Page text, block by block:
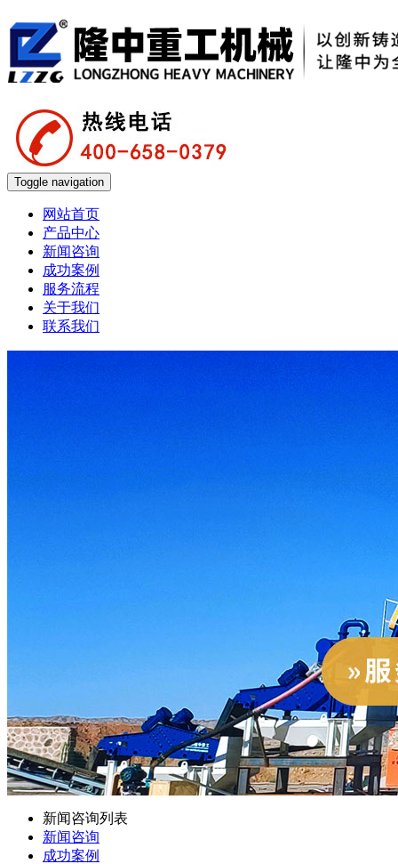
Toggle navigation
网站首页
产品中心
新闻咨询
成功案例
服务流程
关于我们
联系我们
新闻咨询列表
新闻咨询
成功案例